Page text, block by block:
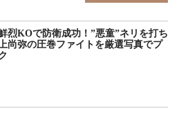
烈KOで防衛成功！”悪童”ネリを打ち
尚弥の圧巻ファイトを厳選写真でプ